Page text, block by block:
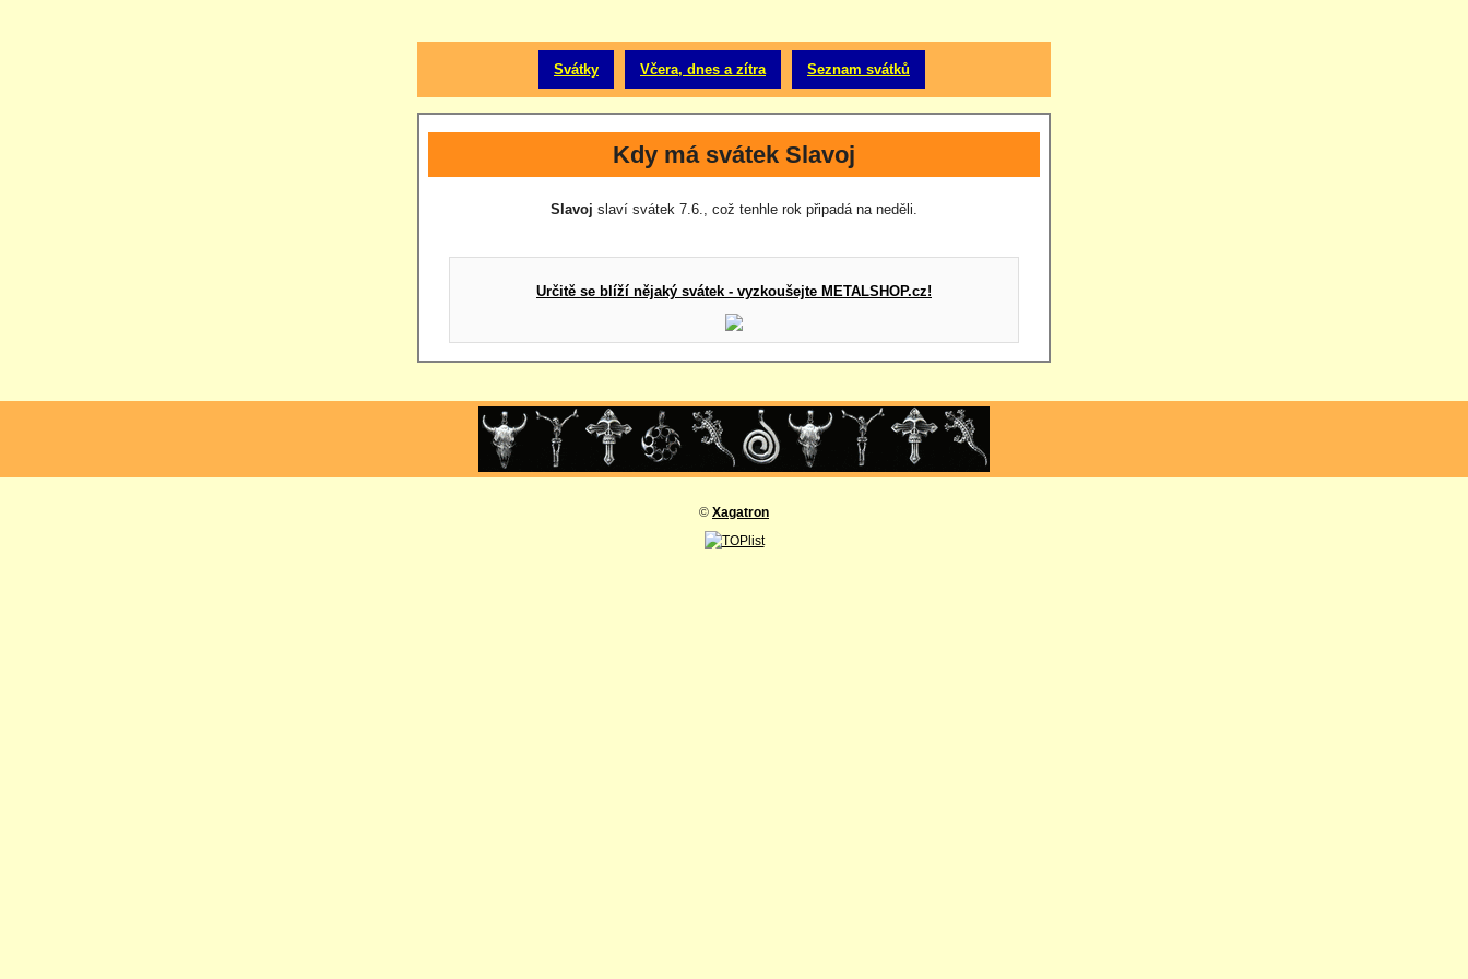
Svátky Včera, dnes a zítra Seznam svátků
Kdy má svátek Slavoj
Slavoj slaví svátek 7.6., což tenhle rok připadá na neděli.
Určitě se blíží nějaký svátek - vyzkoušejte METALSHOP.cz!
© Xagatron